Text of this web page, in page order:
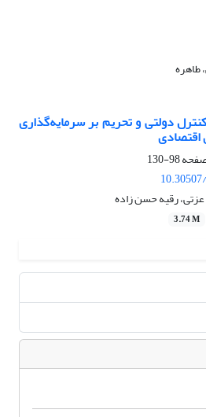
طاهره
دولتی و تحریم بر سرمایه‌گذاری
اقتصادی
98-130
رقیه حسن زاده
3.74 M